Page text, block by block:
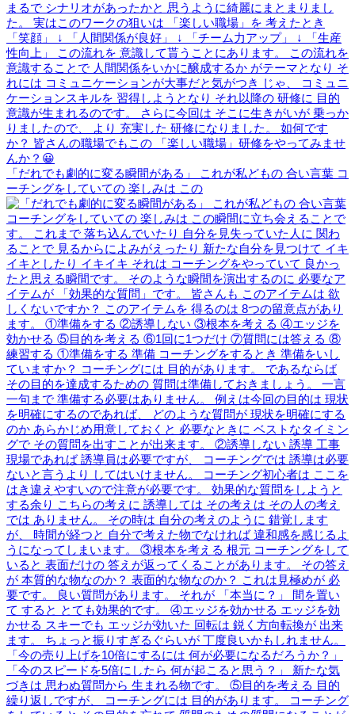
「だれでも劇的に変る瞬間がある」 これが私どもの 合い言葉 コ
ーチングをしていての 楽しみは この